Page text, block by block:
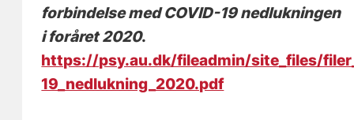
forbindelse med COVID-19 nedlukningen
i foråret 2020.
https://psy.au.dk/fileadmin/site_files/
19_nedlukning_2020.pdf